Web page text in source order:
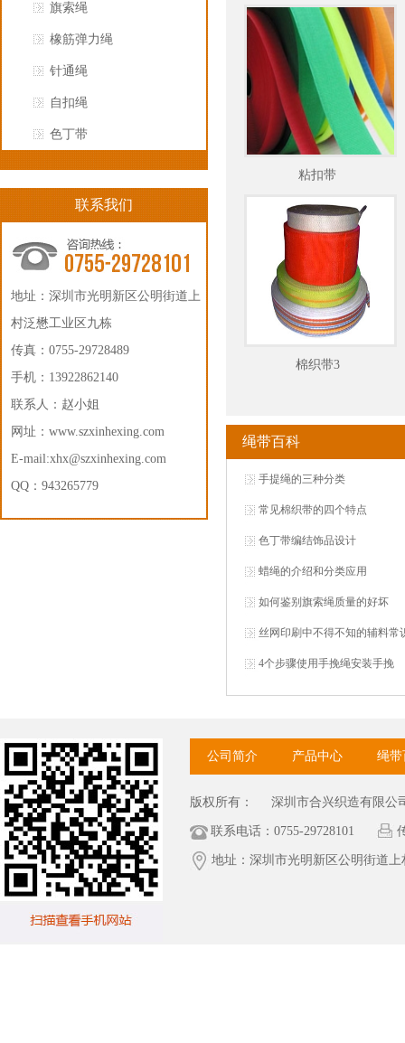
旗索绳
橡筋弹力绳
针通绳
自扣绳
色丁带
联系我们
地址：深圳市光明新区公明街道上
村泛懋工业区九栋
传真：0755-29728489
手机：13922862140
联系人：赵小姐
网址： www.szxinhexing.com
E-mail:xhx@szxinhexing.com
QQ：943265779
粘扣带
棉织带3
绳带百科
手提绳的三种分类
常见棉织带的四个特点
色丁带编结饰品设计
蜡绳的介绍和分类应用
如何鉴别旗索绳质量的好坏
丝网印刷中不得不知的辅料常
4个步骤使用手挽绳安装手挽
公司简介 产品中心 绳带
版权所有： 深圳市合兴织造有限
联系电话：0755-29728101
地址：深圳市光明新区公明街道